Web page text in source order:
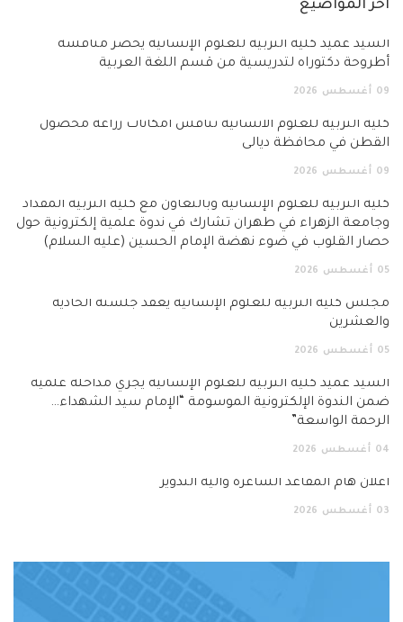
آخر المواضيع
السيد عميد كلية التربية للعلوم الإنسانية يحضر مناقشة
أطروحة دكتوراه لتدريسية من قسم اللغة العربية
09 أغسطس 2026
كلية التربية للعلوم الانسانية تناقش امكانات زراعة محصول
القطن في محافظة ديالى
09 أغسطس 2026
كلية التربية للعلوم الإنسانية وبالتعاون مع كلية التربية المقداد
وجامعة الزهراء في طهران تشارك في ندوة علمية إلكترونية حول
حصار القلوب في ضوء نهضة الإمام الحسين (عليه السلام)
05 أغسطس 2026
مجلس كلية التربية للعلوم الإنسانية يعقد جلسته الحادية
والعشرين
05 أغسطس 2026
السيد عميد كلية التربية للعلوم الإنسانية يجري مداخلة علمية
ضمن الندوة الإلكترونية الموسومة “الإمام سيد الشهداء…
الرحمة الواسعة”
04 أغسطس 2026
اعلان هام المقاعد الشاغرة وآلية التدوير
03 أغسطس 2026